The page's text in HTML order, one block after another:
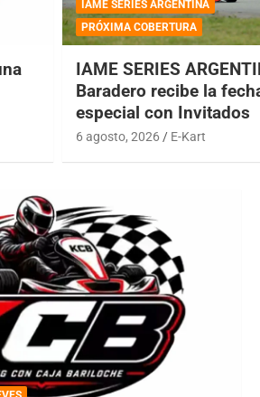
IAME SERIES ARGENTINA
PRÓXIMA COBERTURA
IAME SERIES
Baradero recibe la
especial con Invitados
6 agosto, 2026 E-Kart